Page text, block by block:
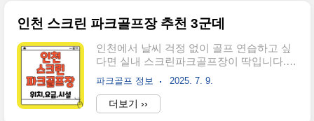
로 약 20~30분 거리이며, 옥성면 중심지에
미 옥성 파크골프장’을 입력하면 편리하게
이동할 수 있습니다.대중교통 이용 시 구미
역 또는 구미종합버스터미널에서 시내버스
를 타고 옥성면 정류장 하차 후 도보로 이동
이 가능합니다.2. 구미 옥성 파크골프장 시
인천 스크린 파크골프장 추천 3군데
인천에서 날씨 걱정 없이 골프 연습하고 싶
다면 실내 스크린파크골프장이 딱입니다.접
근성 좋고 시설 깔끔한 곳 3곳을 골라 소개
해드릴게요.실제 이용자 후기와 운영 정보
까지 담아서 초보자도 숙련자도 만족할 수
있는 완벽 가이드입니다. 1. 레저로스크린파
파크골프 정보 2025. 7. 9.
더보기 ››